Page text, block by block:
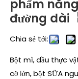
phẩm
đường dài
Chia sẻ tới:
Bột mì, dầu thực
cỡ lớn, bột SỮA